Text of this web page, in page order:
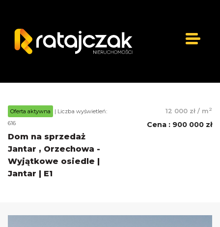
Oferta aktywna
| Liczba wyświetleń:
616
Dom na sprzedaż
Jantar , Orzechowa -
Wyjątkowe osiedle |
Jantar | E1
12 000 zł / m2
Cena : 900 000 zł